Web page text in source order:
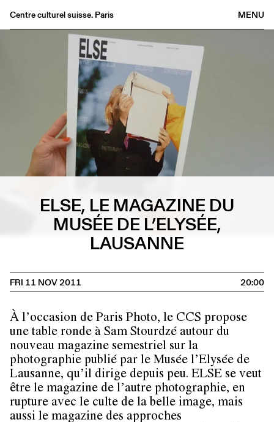
MENU
Centre culturel suisse. Paris
Publications
About
FR/EN
ELSE, LE MAGAZINE DU
MUSÉE DE L’ELYSÉE,
LAUSANNE
FRI 11 NOV 2011 20:00
À l’occasion de Paris Photo, le CCS propose
une table ronde à Sam Stourdzé autour du
nouveau magazine semestriel sur la
photographie publié par le Musée l’Elysée de
Lausanne, qu’il dirige depuis peu. ELSE se veut
être le magazine de l’autre photographie, en
rupture avec le culte de la belle image, mais
aussi le magazine des approches